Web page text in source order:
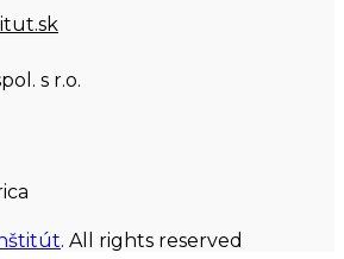
s r.o.
. All rights reserved